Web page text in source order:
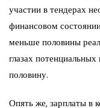
участии в тендерах
финансовом
меньше половины
глазах
половину.
Опять же, зарплаты в